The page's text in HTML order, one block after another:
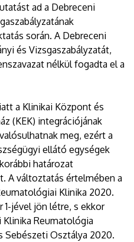
ad a Debreceni
során. A Debreceni
és Vizsgaszabályzatát,
nélkül fogadta el a
a Klinikai Központ és
(KEK) integrációjának
meg, ezért a
ellátó egységek
határozat
A változtatás értelmében a
Klinika 2020.
1-jével jön létre, s ekkor
Reumatológia
Sebészeti Osztálya 2020.